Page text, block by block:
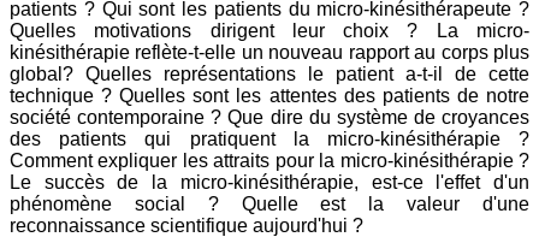
patients ? Qui sont les patients du micro-kinésithérapeute ?
Quelles motivations dirigent leur choix ? La micro-
kinésithérapie reflète-t-elle un nouveau rapport au corps plus
global? Quelles représentations le patient a-t-il de cette
technique ? Quelles sont les attentes des patients de notre
société contemporaine ? Que dire du système de croyances
des patients qui pratiquent la micro-kinésithérapie ?
Comment expliquer les attraits pour la micro-kinésithérapie ?
Le succès de la micro-kinésithérapie, est-ce l'effet d'un
phénomène social ? Quelle est la valeur d'une
reconnaissance scientifique aujourd'hui ?